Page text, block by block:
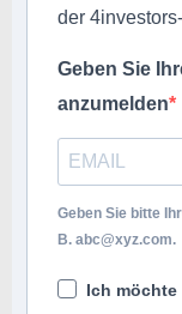
der
Geben Sie
anzumelden
Geben Sie bitte
B. abc@xyz.com.
Ich möchte